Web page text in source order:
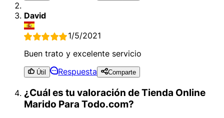
David
1/5/2021
Buen trato y excelente servicio
Útil Respuesta Comparte
¿Cuál es tu valoración de Tienda Online
Marido Para Todo.com?